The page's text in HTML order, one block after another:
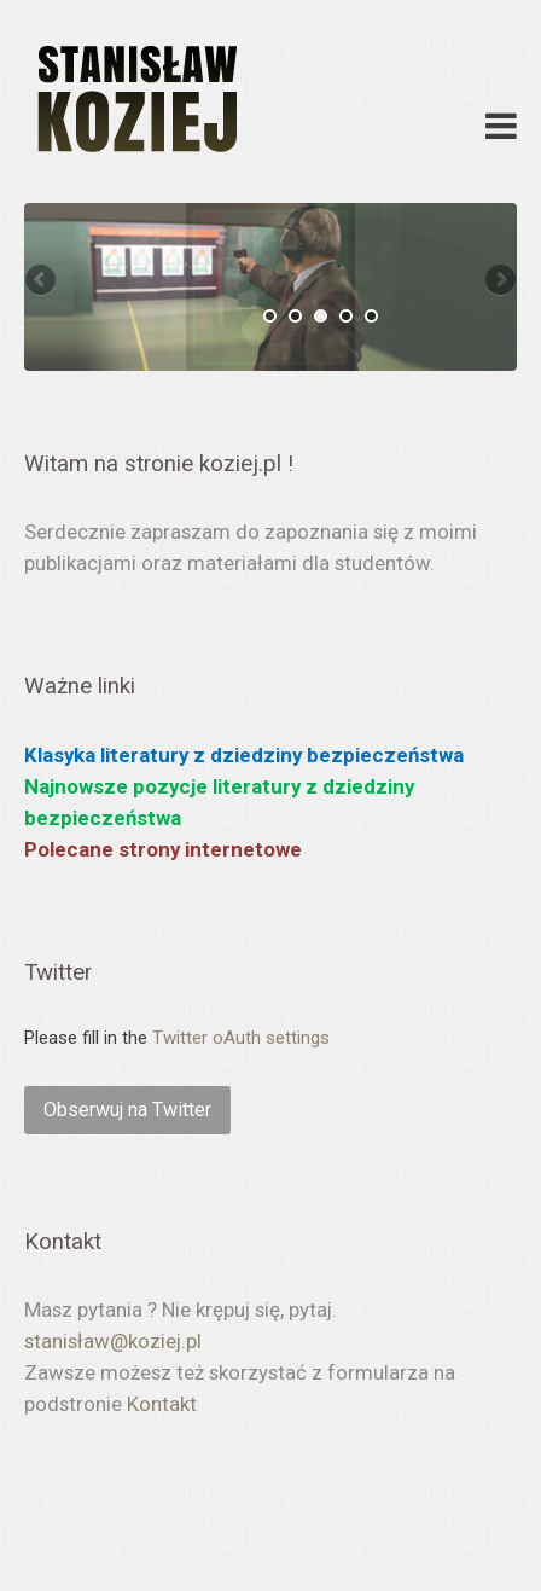
Publikacje
Działalność
Materiały dydaktyczne
Archiwum
Kontakt
Witam na stronie koziej.pl !
Serdecznie zapraszam do zapoznania się z moimi
publikacjami oraz materiałami dla studentów.
Ważne linki
Klasyka literatury z dziedziny bezpieczeństwa
Najnowsze pozycje literatury z dziedziny
bezpieczeństwa
Polecane strony internetowe
Twitter
Please fill in the Twitter oAuth settings
Obserwuj na Twitter
Kontakt
Masz pytania ? Nie krępuj się, pytaj.
stanisław@koziej.pl
Zawsze możesz też skorzystać z formularza na
podstronie Kontakt